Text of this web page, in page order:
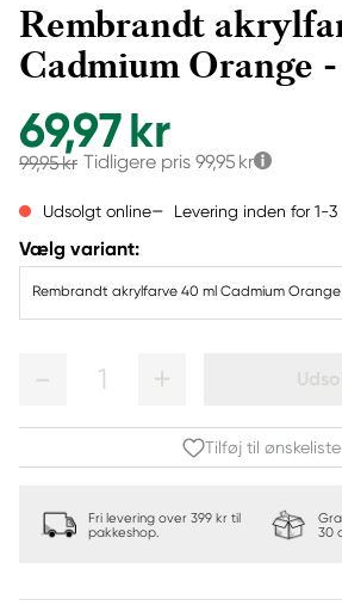
Rembrandt
Cadmium Orange
69,97 kr
99,95 kr Tidligere pris 99,95 kr
Udsolgt online Levering inden for 1-
Vælg variant:
Rembrandt akrylfarve 40 ml Cadmium Orange
1
Tilføj til ønskeliste
Fri levering over 399 kr til
pakkeshop.
30